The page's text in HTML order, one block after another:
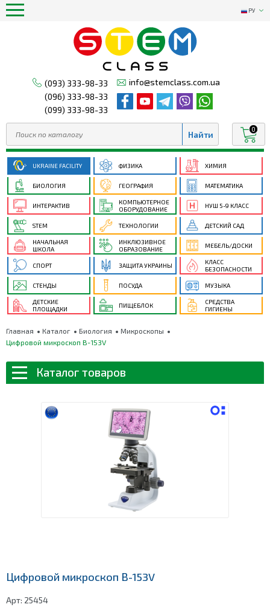
РУ
(093) 333-98-33
(096) 333-98-33
(099) 333-98-33
info@stemclass.com.ua
0
UKRAINE FACILITY ФИЗИКА ХИМИЯ
БИОЛОГИЯ ГЕОГРАФИЯ МАТЕМАТИКА
ИНТЕРАКТИВ
КОМПЬЮТЕРНОЕ
ОБОРУДОВАНИЕ
НУШ 5-9 КЛАСС
STEM ТЕХНОЛОГИИ ДЕТСКИЙ САД
НАЧАЛЬНАЯ
ШКОЛА
ИНКЛЮЗИВНОЕ
ОБРАЗОВАНИЕ
МЕБЕЛЬ/ДОСКИ
СПОРТ ЗАЩИТА УКРАИНЫ
КЛАСС
БЕЗОПАСНОСТИ
СТЕНДЫ ПОСУДА МУЗЫКА
ДЕТСКИЕ
ПЛОЩАДКИ
ПИЩЕБЛОК
СРЕДСТВА
ГИГИЕНЫ
Главная Каталог Биология
Микроскопы
Цифровой микроскоп В-153V
Каталог товаров
Цифровой микроскоп В-153V
Арт: 25454